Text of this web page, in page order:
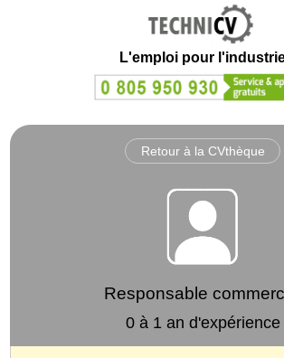
L'emploi pour
Retour à la CVthèque
Responsable
0 à 1 an d'expérience